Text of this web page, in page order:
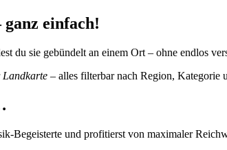
einfach!
sie gebündelt an einem Ort – ohne endlos
Landkarte – alles filterbar nach Region, Kategorie
Begeisterte und profitierst von maximaler